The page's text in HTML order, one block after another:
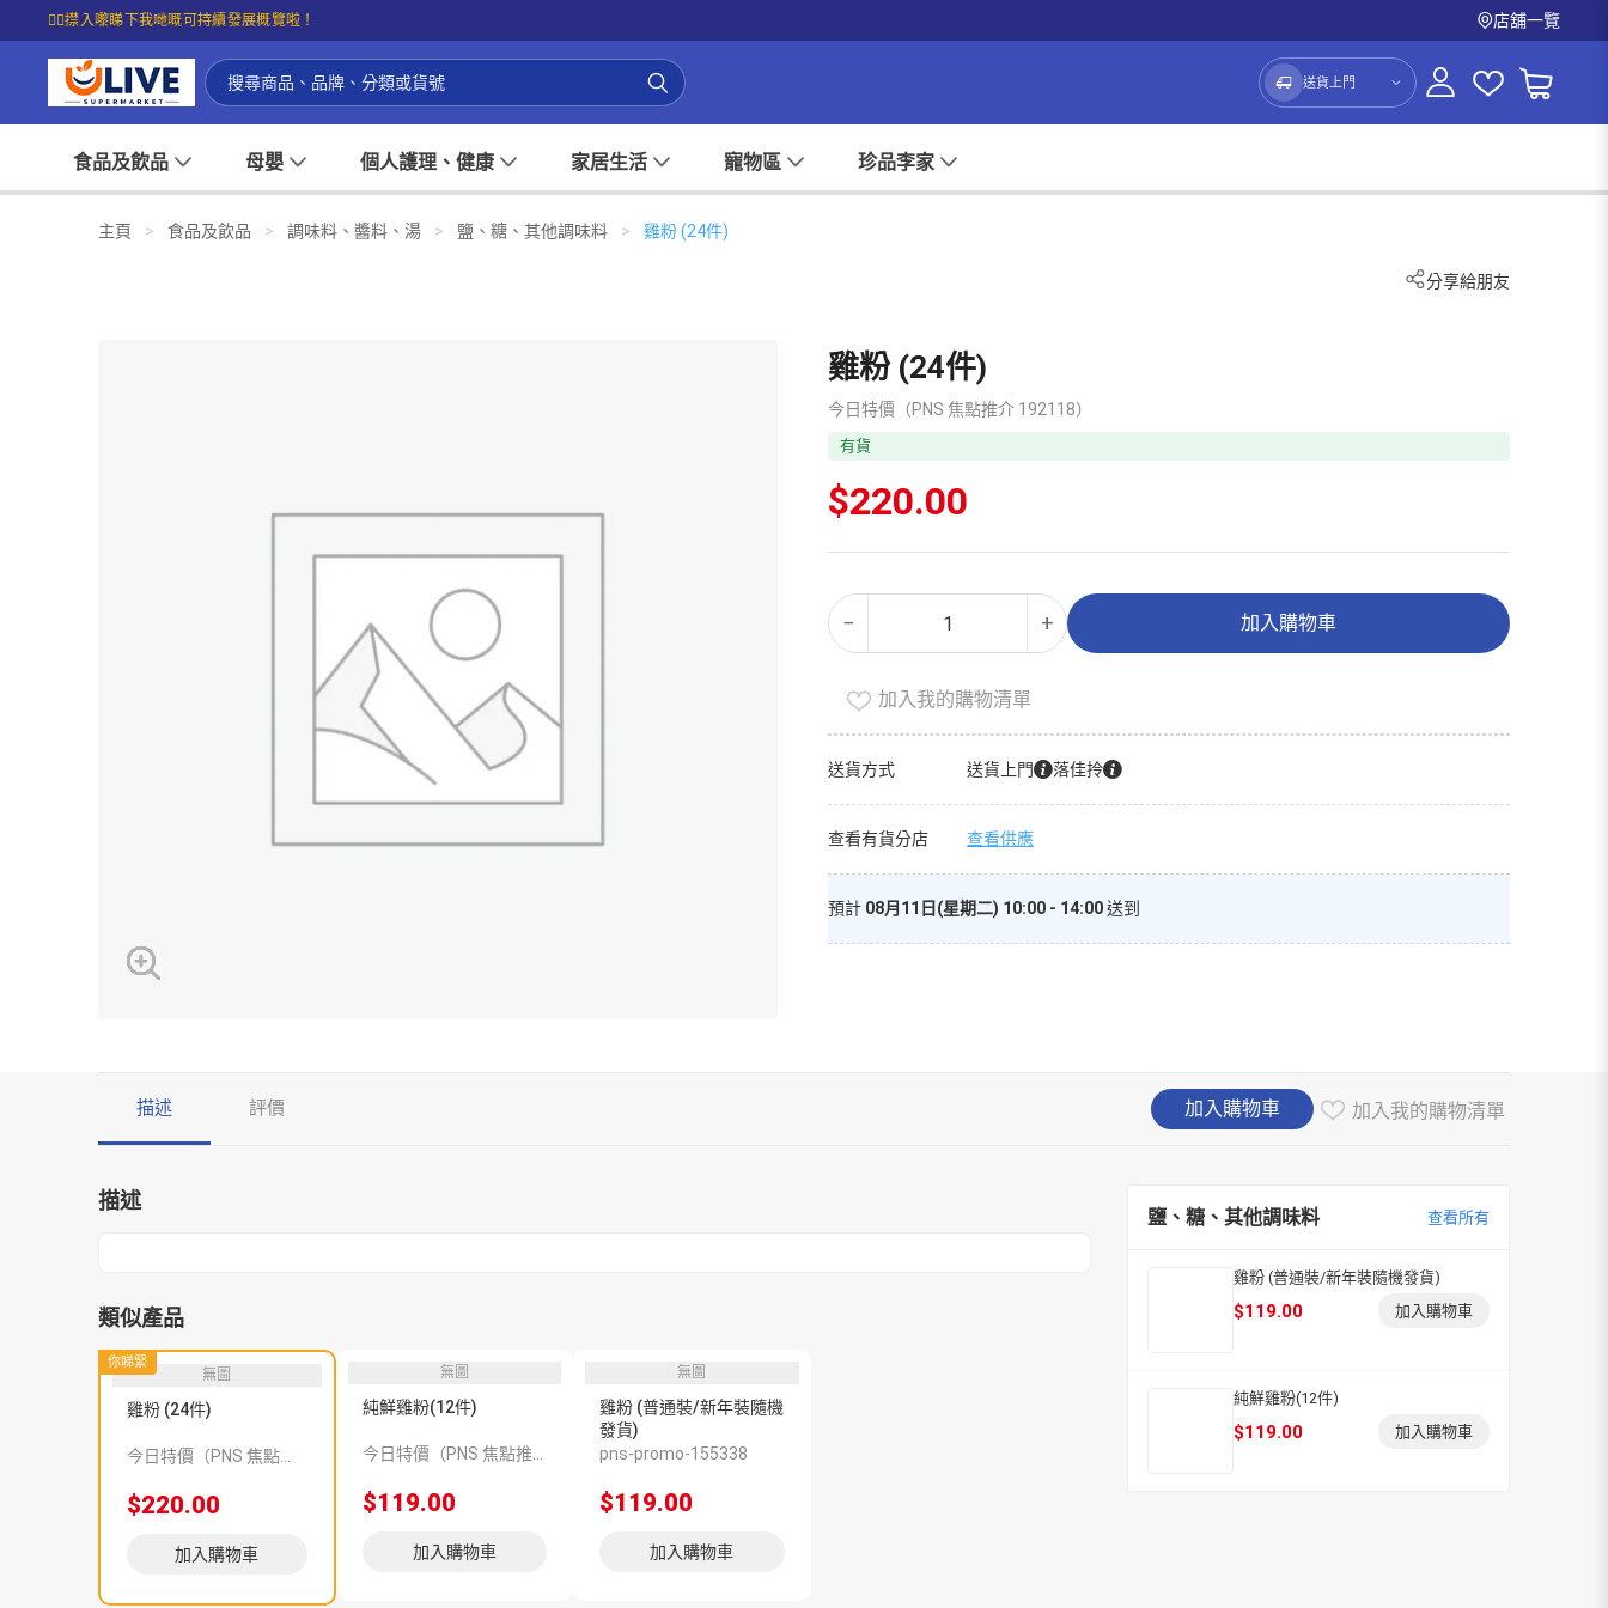
☝🏼㩒入嚟睇下我哋嘅可持續發展概覽啦！ 店舖一覽
送貨上門
食品及飲品 母嬰 個人護理、健康 家居生活 寵物區 珍品李家
主頁 > 食品及飲品 > 調味料、醬料、湯 > 鹽、糖、其他調味料 > 雞粉 (24件)
分享給朋友
雞粉 (24件)
今日特價（PNS 焦點推介 192118）
有貨
$220.00
−
雞
粉
件)
數
量
+ 加入購物車
Alternative:
加入我的購物清單
送貨方式 送貨上門 落佳拎
查看有貨分店 查看供應
預計 08月11日(星期二) 10:00 - 14:00送到
描述 評價 加入購物車 加入我的購物清單
描述
類似產品
你睇緊
無圖
雞粉 (24件)
$220.00
加入購物車
無圖
純鮮雞粉(12件)
$119.00
加入購物車
無圖
雞粉 (普通裝/新年裝隨機
發貨)
pns-promo-155338
$119.00
加入購物車
鹽、糖、其他調味料 查看所有
雞粉 (普通裝/新年裝隨機發貨)
$119.00 加入購物車
純鮮雞粉(12件)
$119.00 加入購物車